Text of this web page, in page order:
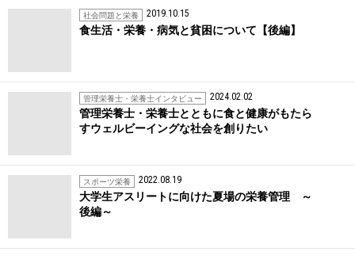
社会問題と栄養 2019.10.15
食生活・栄養・病気と貧困について【後編】
管理栄養士・栄養士インタビュー 2024.02.02
管理栄養士・栄養士とともに食と健康がもたら
すウェルビーイングな社会を創りたい
スポーツ栄養 2022.08.19
大学生アスリートに向けた夏場の栄養管理 ～
後編～